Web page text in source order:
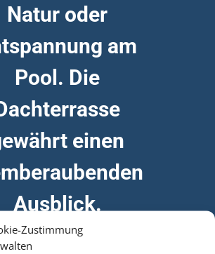
Zustimmung
Natur oder
am
Pool. Die
einen
Ausblick.